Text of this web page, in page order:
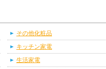
その他化粧品
キッチン家電
生活家電